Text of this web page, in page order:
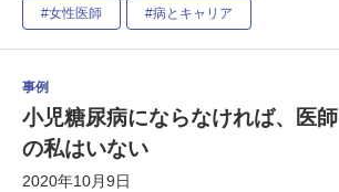
#女性医師 #病とキャリア
事例
小児糖尿病にならなければ、医師
の私はいない
2020年10月9日